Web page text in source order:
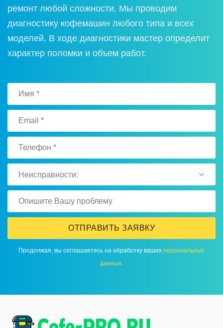
ремонт любой сложности. Мы проводим
диагностику кофемашин любого типа и всех
моделей. В ходе диагностики мастер определит
характер поломки и объем работ.
Неисправности:
ОТПРАВИТЬ ЗАЯВКУ
Продолжая, вы соглашаетесь на обработку ваших персональных
данных.